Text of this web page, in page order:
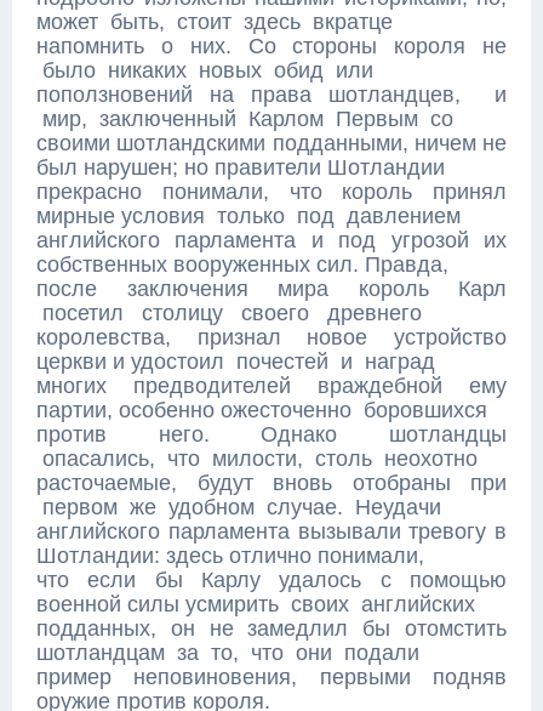
может быть, стоит здесь вкратце
напомнить о них. Со стороны короля не
было никаких новых обид или
поползновений на права шотландцев, и
мир, заключенный Карлом Первым со
своими шотландскими подданными, ничем не
был нарушен; но правители Шотландии
прекрасно понимали, что король принял
мирные условия только под давлением
английского парламента и под угрозой их
собственных вооруженных сил. Правда,
после заключения мира король Карл
посетил столицу своего древнего
королевства, признал новое устройство
церкви и удостоил почестей и наград
многих предводителей враждебной ему
партии, особенно ожесточенно боровшихся
против него. Однако шотландцы
опасались, что милости, столь неохотно
расточаемые, будут вновь отобраны при
первом же удобном случае. Неудачи
английского парламента вызывали тревогу в
Шотландии: здесь отлично понимали,
что если бы Карлу удалось с помощью
военной силы усмирить своих английских
подданных, он не замедлил бы отомстить
шотландцам за то, что они подали
пример неповиновения, первыми подняв
оружие против короля.